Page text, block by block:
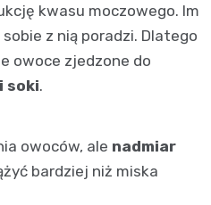
kwasu moczowego. Im
z nią poradzi. Dlatego
owoce zjedzone do
soki.
owoców, ale nadmiar
bardziej niż miska